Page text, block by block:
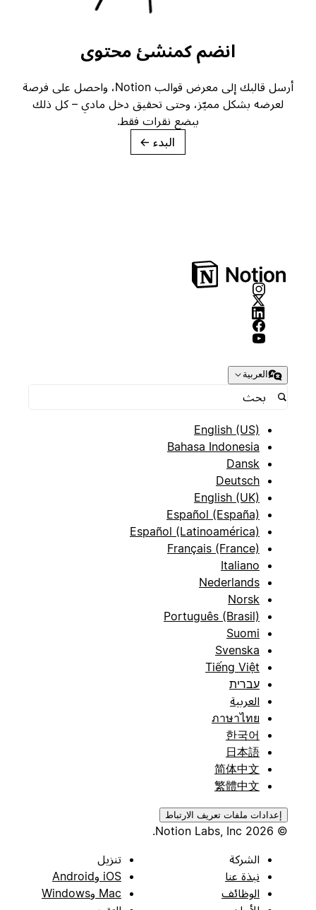
انضم كمنشئ محتوى
أرسل قالبك إلى معرض قوالب Notion، واحصل على فرصة
لعرضه بشكل مميّز، وحتى تحقيق دخل مادي – كل ذلك
ببضع نقرات فقط.
البدء →
العربية
English (US)
Bahasa Indonesia
Dansk
Deutsch
English (UK)
Español (España)
Español (Latinoamérica)
Français (France)
Italiano
Nederlands
Norsk
Português (Brasil)
Suomi
Svenska
Tiếng Việt
עברית
العربية
ภาษาไทย
한국어
日本語
简体中文
繁體中文
إعدادات ملفات تعريف الارتباط
© 2026 Notion Labs, Inc.
الشركة
نبذة عنا
الوظائف
تنزيل
iOS وAndroid
Mac وWindows